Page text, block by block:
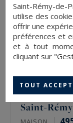
Saint-
Saint-Rémy-de-
utilise des
offrir une
préférences et
et à tout
cliquant sur
TOUT